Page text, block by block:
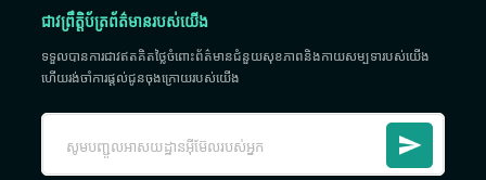
ជាវព្រឹត្តិប័ត្រព័ត៌មានរបស់យើង
ទទួលបានការជាវឥតគិតថ្លៃចំពោះព័ត៌មានជំនួយសុខភាពនិងកាយសម្បទារបស់យើង
ហើយរង់ចាំការផ្តល់ជូនចុងក្រោយរបស់យើង